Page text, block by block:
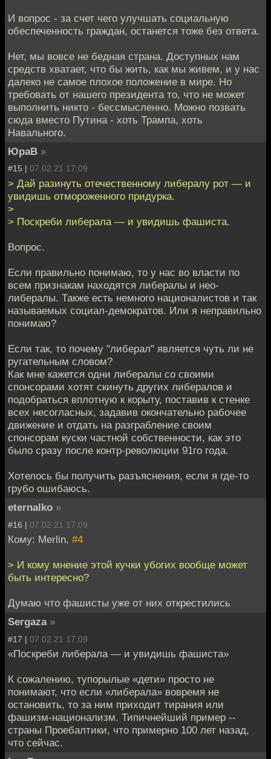
И вопрос - за счет чего улучшать социальную
обеспеченность граждан, останется тоже без ответа.
Нет, мы вовсе не бедная страна. Доступных нам
средств хватает, что бы жить, как мы живем, и у нас
далеко не самое плохое положение в мире. Но
требовать от нашего президента то, что не может
выполнить никто - бессмысленно. Можно позвать
сюда вместо Путина - хоть Трампа, хоть
Навального.
ЮраВ »
#15 | 07.02.21 17:09
> Дай разинуть отечественному либералу рот — и
увидишь отмороженного придурка.
>
> Поскреби либерала — и увидишь фашиста.
Вопрос.
Если правильно понимаю, то у нас во власти по
всем признакам находятся либералы и нео-
либералы. Также есть немного националистов и так
называемых социал-демократов. Или я неправильно
понимаю?
Если так, то почему "либерал" является чуть ли не
ругательным словом?
Как мне кажется одни либералы со своими
спонсорами хотят скинуть других либералов и
подобраться вплотную к корыту, поставив к стенке
всех несогласных, задавив окончательно рабочее
движение и отдать на разграбление своим
спонсорам куски частной собственности, как это
было сразу после контр-революции 91го года.
Хотелось бы получить разъяснения, если я где-то
грубо ошибаюсь.
eternalko »
#16 | 07.02.21 17:09
Кому: Merlin, #4
> И кому мнение этой кучки убогих вообще может
быть интересно?
Думаю что фашисты уже от них открестились
Sergaza »
#17 | 07.02.21 17:09
«Поскреби либерала — и увидишь фашиста»
К сожалению, тупорылые «дети» просто не
понимают, что если «либерала» вовремя не
остановить, то за ним приходит тирания или
фашизм-национализм. Типичнейший пример --
страны Проебалтики, что примерно 100 лет назад,
что сейчас.